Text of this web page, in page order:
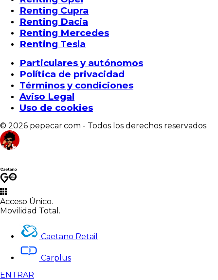
Renting Cupra
Renting Dacia
Renting Mercedes
Renting Tesla
Particulares y autónomos
Política de privacidad
Términos y condiciones
Aviso Legal
Uso de cookies
© 2026 pepecar.com - Todos los derechos reservados
Acceso Único.
Movilidad Total.
Caetano Retail
Carplus
ENTRAR